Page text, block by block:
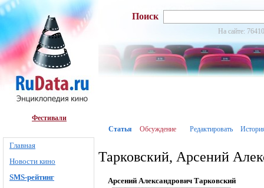
Фестивали
Главная
Новости кино
SMS-рейтинг
Поиск
На сайте:
Статья Обсуждение Редактировать
Тарковский, Арсений
Арсений Александрович Тарковский